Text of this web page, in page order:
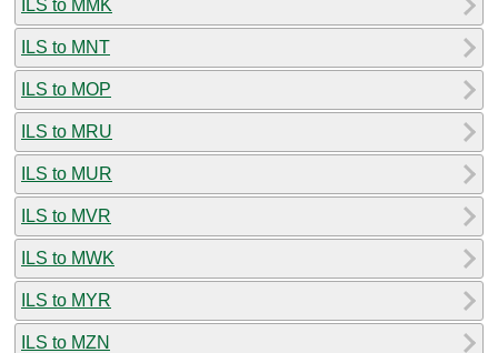
ILS to MMK
ILS to MNT
ILS to MOP
ILS to MRU
ILS to MUR
ILS to MVR
ILS to MWK
ILS to MYR
ILS to MZN